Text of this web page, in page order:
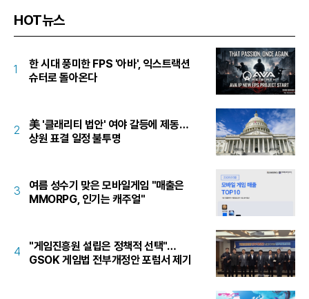
HOT뉴스
1
한 시대 풍미한 FPS '아바', 익스트랙션
슈터로 돌아온다
2
美 '클래리티 법안' 여야 갈등에 제동…
상원 표결 일정 불투명
3
여름 성수기 맞은 모바일게임 "매출은
MMORPG, 인기는 캐주얼"
4
"게임진흥원 설립은 정책적 선택"…
GSOK 게임법 전부개정안 포럼서 제기